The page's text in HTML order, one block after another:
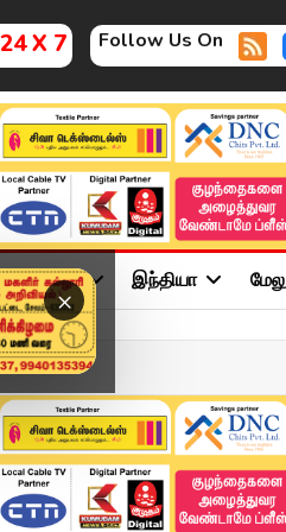
X 7 Follow Us On
×
இந்தியா